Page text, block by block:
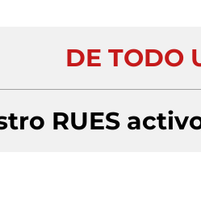
DE TODO
RUES